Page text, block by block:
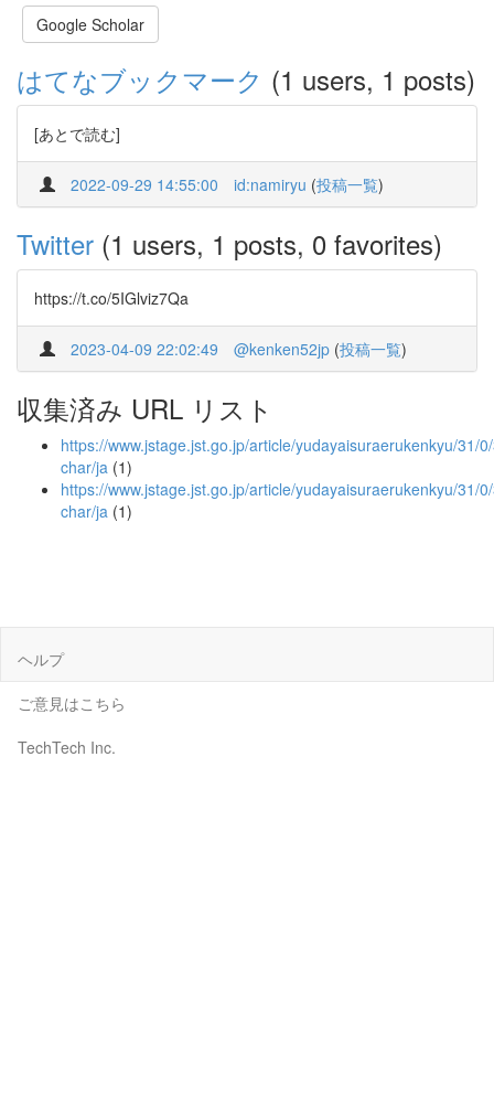
Google Scholar
はてなブックマーク (1 users, 1 posts)
[あとで読む]
2022-09-29 14:55:00 id:namiryu (投稿一覧)
Twitter (1 users, 1 posts, 0 favorites)
https://t.co/5IGlviz7Qa
2023-04-09 22:02:49 @kenken52jp (投稿一覧)
収集済み URL リスト
https://www.jstage.jst.go.jp/article/yudayaisuraerukenkyu/31/
char/ja (1)
https://www.jstage.jst.go.jp/article/yudayaisuraerukenkyu/31/
char/ja (1)
ヘルプ
ご意見はこちら
TechTech Inc.